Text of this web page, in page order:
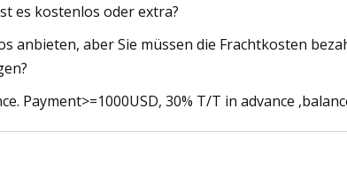
es kostenlos oder extra?
anbieten, aber Sie müssen die Frachtkosten
Payment>=1000USD, 30% T/T in advance